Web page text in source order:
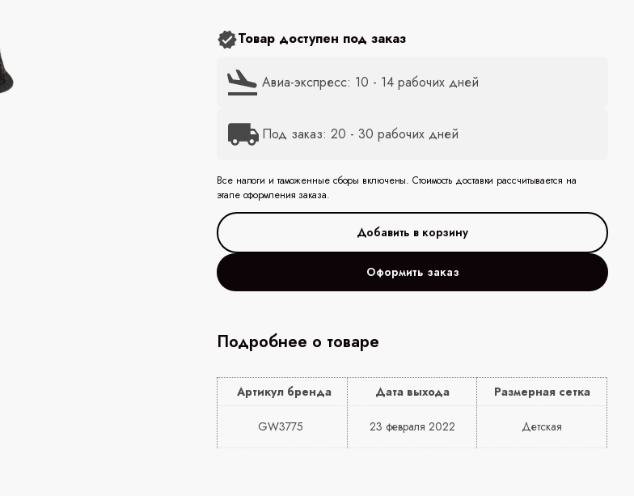
Товар доступен под заказ
Авиа-экспресс: 10 - 14 рабочих дней
Под заказ: 20 - 30 рабочих дней
Все налоги и таможенные сборы включены. Стоимость доставки рассчитывается на
этапе оформления заказа.
Оформить заказ
Подробнее о товаре
Артикул бренда Дата выхода Размерная сетка
GW3775 23 февраля 2022 Детская